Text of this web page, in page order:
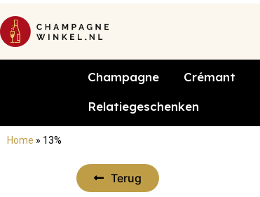
Champagne Crémant
Relatiegeschenken
Home » 13%
Terug